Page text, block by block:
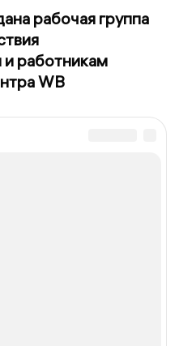
рабочая группа
работникам
WB